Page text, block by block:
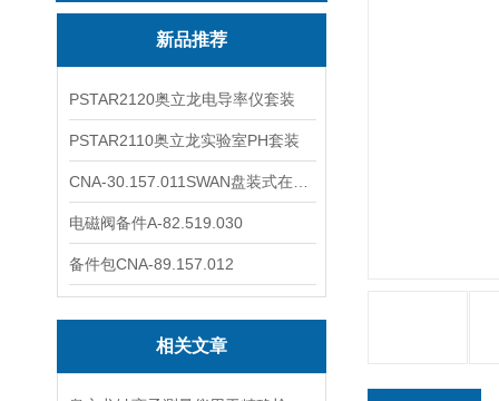
新品推荐
PSTAR2120奥立龙电导率仪套装
PSTAR2110奥立龙实验室PH套装
电磁阀备件A-82.519.030
备件包CNA-89.157.012
相关文章